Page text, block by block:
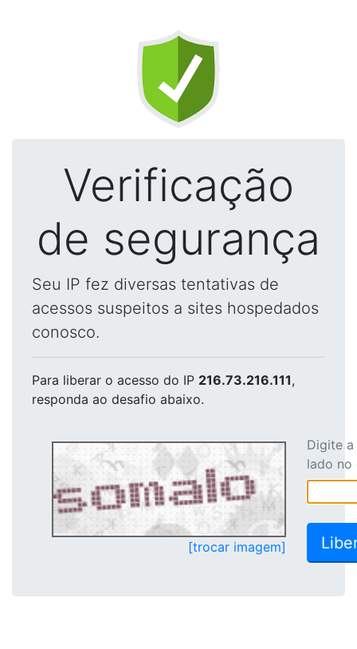
Verificação
de segurança
Seu IP fez diversas tentativas de
acessos suspeitos a sites hospedados
conosco.
Para liberar o acesso do IP 216.73.216.111,
responda ao desafio abaixo.
[trocar imagem]
Digite
lado no